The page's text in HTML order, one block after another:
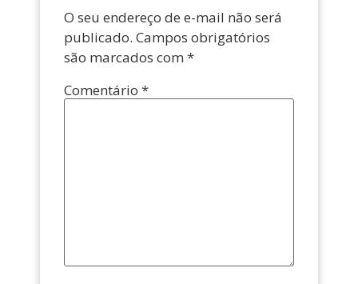
O seu endereço de e-mail não será
publicado. Campos obrigatórios
são marcados com *
Comentário *